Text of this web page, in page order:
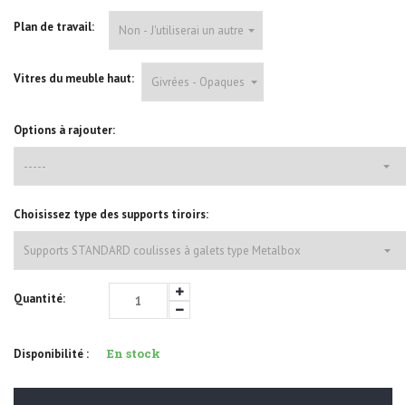
Plan de travail:
Vitres du meuble haut:
Options à rajouter:
Choisissez type des supports tiroirs:
Quantité:
Disponibilité : En stock